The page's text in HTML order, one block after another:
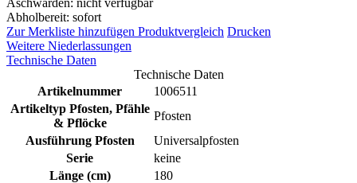
Abholbereit: sofort
Zur Merkliste hinzufügen Produktvergleich Drucken
Weitere Niederlassungen
Technische Daten
Technische Daten
Artikelnummer
1006511
Artikeltyp Pfosten, Pfähle
& Pflöcke
Pfosten
Ausführung Pfosten
Universalpfosten
Serie
keine
Länge (cm)
180